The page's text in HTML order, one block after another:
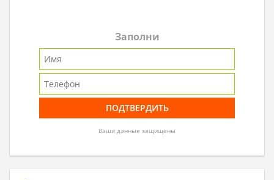
Заполни
Ваши данные защищены